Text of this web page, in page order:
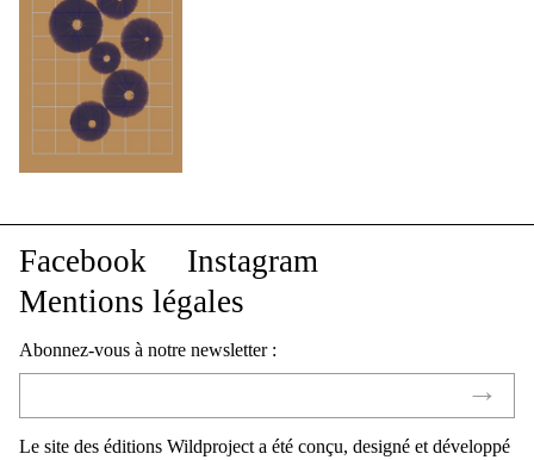
Facebook
Instagram
Mentions légales
Abonnez-vous à notre newsletter :
Le site des éditions Wildproject a été conçu, designé et développé